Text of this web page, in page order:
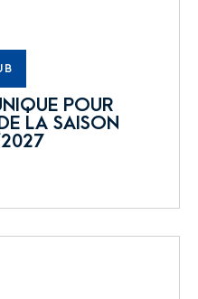
POUR
LA SAISON